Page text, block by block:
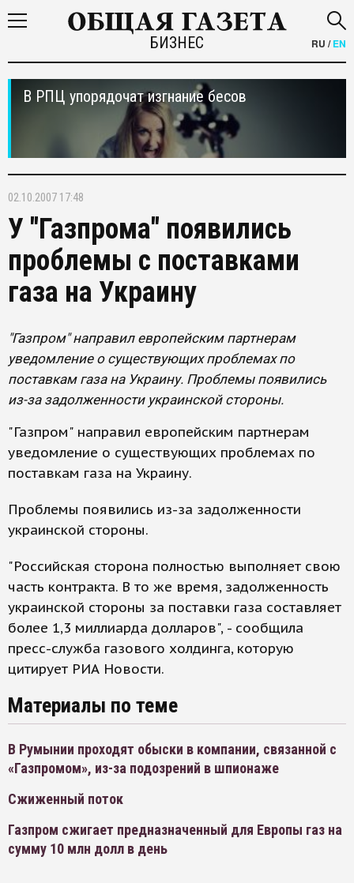
БИЗНЕС RU /EN
В РПЦ упорядочат изгнание бесов
02.10.2007 17:48
У "Газпрома" появились
проблемы с поставками
газа на Украину
"Газпром" направил европейским партнерам
уведомление о существующих проблемах по
поставкам газа на Украину. Проблемы появились
из-за задолженности украинской стороны.
"Газпром" направил европейским партнерам
уведомление о существующих проблемах по
поставкам газа на Украину.
Проблемы появились из-за задолженности
украинской стороны.
"Российская сторона полностью выполняет свою
часть контракта. В то же время, задолженность
украинской стороны за поставки газа составляет
более 1,3 миллиарда долларов", - сообщила
пресс-служба газового холдинга, которую
цитирует РИА Новости.
Материалы по теме
В Румынии проходят обыски в компании, связанной с
«Газпромом», из-за подозрений в шпионаже
Сжиженный поток
Газпром сжигает предназначенный для Европы газ на
сумму 10 млн долл в день